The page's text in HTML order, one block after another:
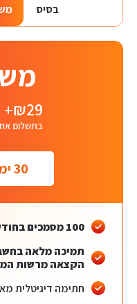
בסיס
₪29+ מע"מ
בתשלום אחד של
30 ימי ניסיון חינם
100 מסמכים בחודש קלנדרי
תמיכה מלאה
הקצאה מרשות
חתימה דיגיטלית